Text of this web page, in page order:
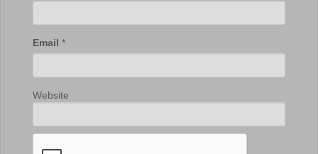
Email *
Website